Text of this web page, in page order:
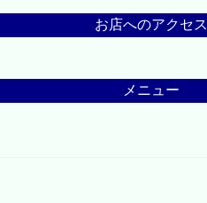
お店へのアクセス
メニュー